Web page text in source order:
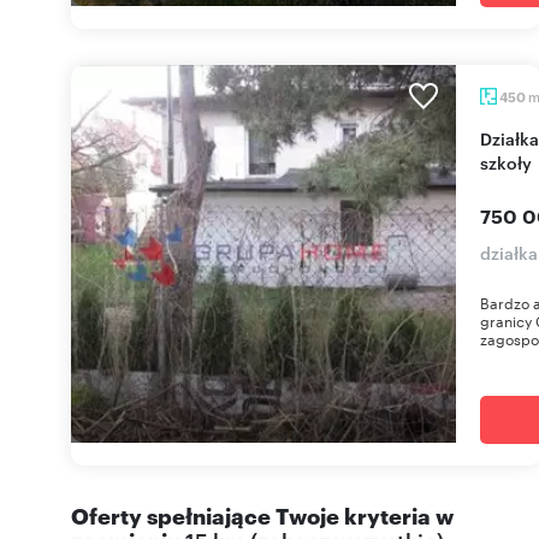
450 m
Działka budowlana 450 m² z mediami, blisko
szkoły
750
Bardzo
granicy
Oferty spełniające Twoje kryteria w